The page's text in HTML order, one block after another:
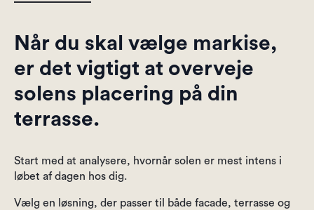
Når du skal vælge markise,
er det vigtigt at overveje
solens placering på din
terrasse.
Start med at analysere, hvornår solen er mest intens i
løbet af dagen hos dig.
Vælg en løsning, der passer til både facade, terrasse og